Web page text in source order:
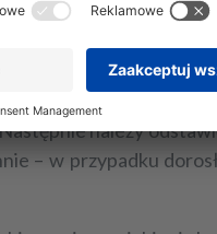
Następnie trzeba
należy
– w przypadku